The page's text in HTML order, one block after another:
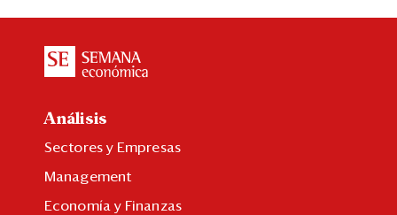
Análisis
Sectores y Empresas
Management
Economía y Finanzas